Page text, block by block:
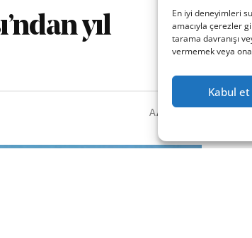
En iyi deneyimleri
amacıyla çerezler
tarama davranışı
vermemek veya
Kabul et
yıl
AA 0